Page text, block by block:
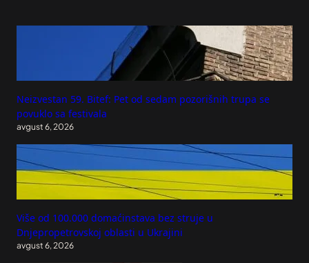
Neizvestan 59. Bitef: Pet od sedam pozorišnih trupa se
povuklo sa festivala
avgust 6, 2026
Više od 100.000 domaćinstava bez struje u
Dnjepropetrovskoj oblasti u Ukrajini
avgust 6, 2026